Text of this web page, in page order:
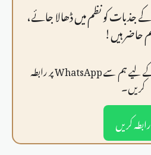
جذبات کو نظم میں ڈھالا جائے،
حاضر ہیں!
💌 فرمايشی کلام لکھوانے کے لیے ہم سے WhatsApp پر رابطہ
کریں۔
رابطہ کریں